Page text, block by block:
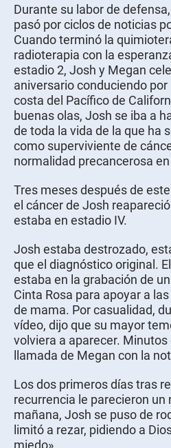
Durante su labor de
pasó por ciclos de noticias
Cuando terminó la
radioterapia con la
estadio 2, Josh y Megan
aniversario conduciendo
costa del Pacífico de
buenas olas, Josh se iba a
de toda la vida de la que ha
como superviviente de
normalidad precancerosa
Tres meses después de
el cáncer de Josh
estaba en estadio IV.
Josh estaba destrozado,
que el diagnóstico original.
estaba en la grabación de
Cinta Rosa para apoyar a
de mama. Por casualidad,
vídeo, dijo que su mayor
volviera a aparecer.
llamada de Megan con la
Los dos primeros días tras
recurrencia le parecieron
mañana, Josh se puso de
limitó a rezar, pidiendo a